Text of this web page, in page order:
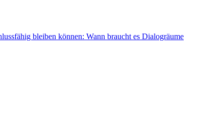
bleiben können: Wann braucht es Dialogräume